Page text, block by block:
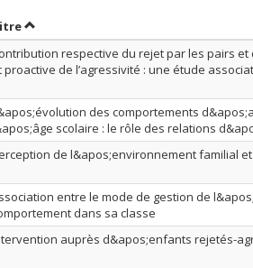
date en ordre décroissant
Trier par titre en ordre décroissant
respective du rejet par les pairs
proactive de l’agressivité : une étude
des comportements
scolaire : le rôle des relations
de l&apos;environnement familial
entre le mode de gestion de
dans sa classe
auprès d&apos;enfants rejetés-